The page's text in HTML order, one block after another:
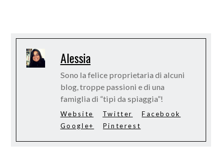
Alessia
Sono la felice proprietaria di alcuni
blog, troppe passioni e di una
famiglia di “tipi da spiaggia”!
Website Twitter
Facebook
Google+
Pinterest